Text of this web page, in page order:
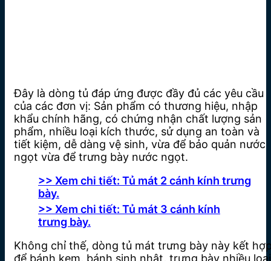
Đây là dòng tủ đáp ứng được đầy đủ các yêu cầu
của các đơn vị: Sản phẩm có thương hiệu, nhập
khẩu chính hãng, có chứng nhận chất lượng sản
phẩm, nhiều loại kích thước, sử dụng an toàn và
tiết kiệm, dễ dàng vệ sinh, vừa để bảo quản nước
ngọt vừa để trưng bày nước ngọt.
>> Xem chi tiết: Tủ mát 2 cánh kính trưng
bày.
>> Xem chi tiết: Tủ mát 3 cánh kính
trưng bày.
Không chỉ thế, dòng tủ mát trưng bày này kết